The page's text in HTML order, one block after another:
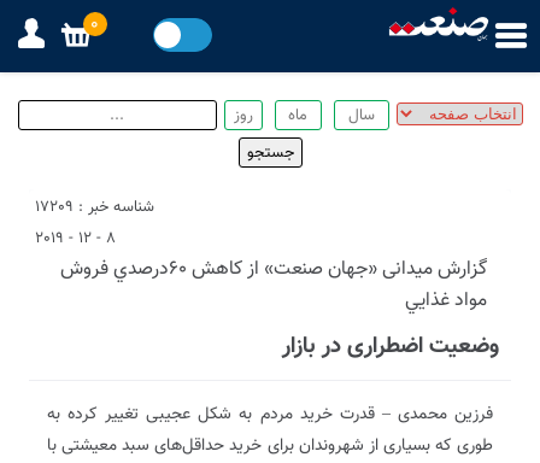
شناسه خبر : 17209
8 - 12 - 2019
گزارش میدانی «جهان صنعت» از كاهش 60درصدي فروش
مواد غذايي
وضعیت اضطراری در بازار
فرزین محمدی – قدرت خرید مردم به شکل عجیبی تغییر کرده به
طوری که بسیاری از شهروندان برای خرید حداقل‌های سبد معیشتی با
0